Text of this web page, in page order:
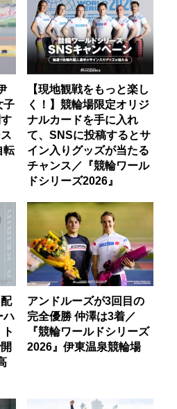
子
転
【現地観戦をもっと楽し
く！】競輪場限定オリジ
ナルカードを手に入れ
て、SNSに投稿するとサ
イン入りグッズが当たる
チャンス／『競輪ワール
ドシリーズ2026』
ハ
アンドルーズが3回目の
完全優勝 仲澤は3着／
『競輪ワールドシリーズ
2026』伊東温泉競輪場